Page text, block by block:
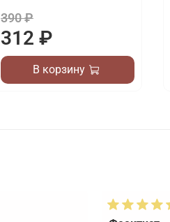
390 ₽
312 ₽
В корзину